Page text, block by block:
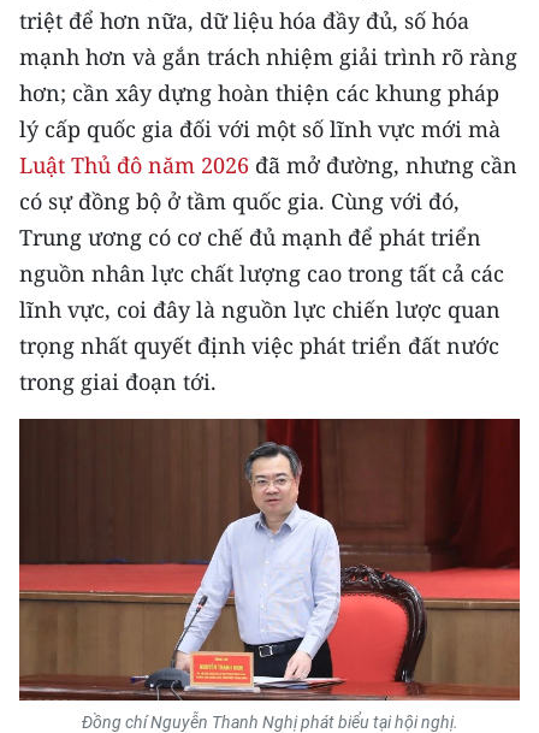
triệt để hơn nữa, dữ liệu hóa đầy đủ, số hóa
mạnh hơn và gắn trách nhiệm giải trình rõ ràng
hơn; cần xây dựng hoàn thiện các khung pháp
lý cấp quốc gia đối với một số lĩnh vực mới mà
Luật Thủ đô năm 2026 đã mở đường, nhưng cần
có sự đồng bộ ở tầm quốc gia. Cùng với đó,
Trung ương có cơ chế đủ mạnh để phát triển
nguồn nhân lực chất lượng cao trong tất cả các
lĩnh vực, coi đây là nguồn lực chiến lược quan
trọng nhất quyết định việc phát triển đất nước
trong giai đoạn tới.
Đồng chí Nguyễn Thanh Nghị phát biểu tại hội nghị.